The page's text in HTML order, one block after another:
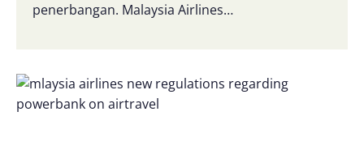
penerbangan. Malaysia Airlines…